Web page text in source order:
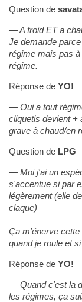
Question de
A froid ET a
Je demande
régime mais pas
régime.
Réponse de YO!
Oui a tout
cliquetis devient +
grave à chaud/en
Question de LPG
Moi j'ai un
s'accentue si par
légèrement (elle
claque)
Ça m'énerve
quand je roule et
Réponse de YO!
Quand c'est la
les régimes, ça